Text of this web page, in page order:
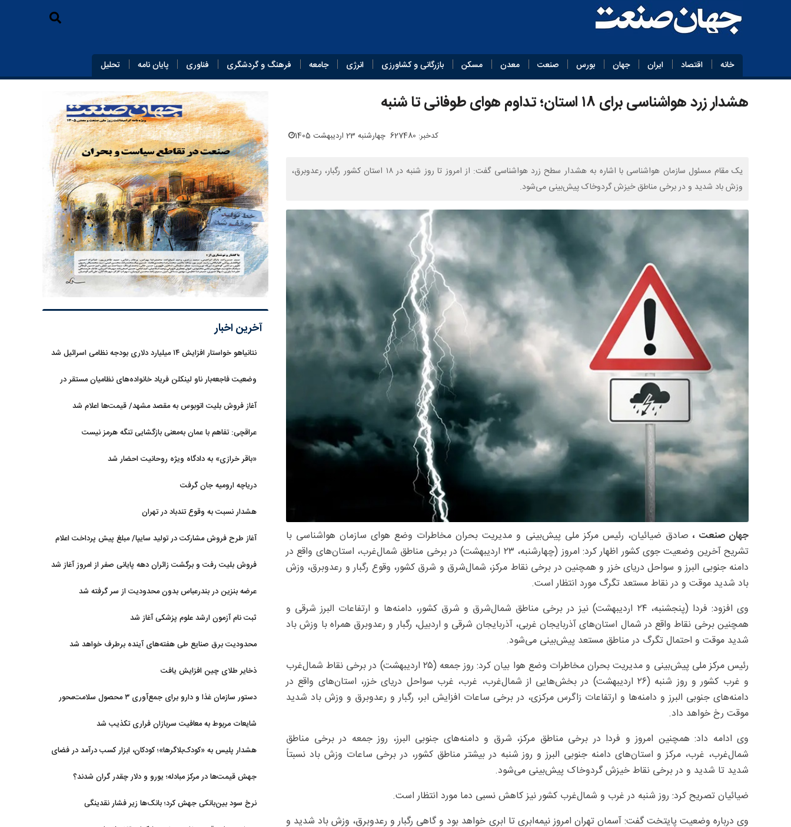
خانه اقتصاد ایران جهان بورس صنعت معدن مسکن بازرگانی و کشاورزی انرژی جامعه فرهنگ و گردشگری فناوری پایان‌ نامه تحلیل
هشدار زرد هواشناسی برای ۱۸ استان؛ تداوم هوای طوفانی تا شنبه
کدخبر: 627480 چهارشنبه 23 اردیبهشت 1405
یک مقام مسئول سازمان هواشناسی با اشاره به هشدار سطح زرد هواشناسی گفت: از امروز تا روز شنبه در ۱۸ استان کشور رگبار، رعدوبرق،
وزش باد شدید و در برخی مناطق خیزش گردوخاک پیش‌بینی می‌شود.
جهان صنعت ، صادق ضیائیان، رئیس مرکز ملی پیش‌بینی و مدیریت بحران مخاطرات وضع هوای سازمان هواشناسی با
تشریح آخرین وضعیت جوی کشور اظهار کرد: امروز (چهارشنبه، ۲۳ اردیبهشت) در برخی مناطق شمال‌غرب، استان‌های واقع در
دامنه جنوبی البرز و سواحل دریای خزر و همچنین در برخی نقاط مرکز، شمال‌شرق و شرق کشور، وقوع رگبار و رعدوبرق، وزش
باد شدید موقت و در نقاط مستعد تگرگ مورد انتظار است.
وی افزود: فردا (پنجشنبه، ۲۴ اردیبهشت) نیز در برخی مناطق شمال‌شرق و شرق کشور، دامنه‌ها و ارتفاعات البرز شرقی و
همچنین برخی نقاط واقع در شمال استان‌های آذربایجان غربی، آذربایجان شرقی و اردبیل، رگبار و رعدوبرق همراه با وزش باد
شدید موقت و احتمال تگرگ در مناطق مستعد پیش‌بینی می‌شود.
رئیس مرکز ملی پیش‌بینی و مدیریت بحران مخاطرات وضع هوا بیان کرد: روز جمعه (۲۵ اردیبهشت) در برخی نقاط شمال‌غرب
و غرب کشور و روز شنبه (۲۶ اردیبهشت) در بخش‌هایی از شمال‌غرب، غرب، غرب سواحل دریای خزر، استان‌های واقع در
دامنه‌های جنوبی البرز و دامنه‌ها و ارتفاعات زاگرس مرکزی، در برخی ساعات افزایش ابر، رگبار و رعدوبرق و وزش باد شدید
موقت رخ خواهد داد.
وی ادامه داد: همچنین امروز و فردا در برخی مناطق مرکز، شرق و دامنه‌های جنوبی البرز، روز جمعه در برخی مناطق
شمال‌غرب، غرب، مرکز و استان‌های دامنه جنوبی البرز و روز شنبه در بیشتر مناطق کشور، در برخی ساعات وزش باد نسبتاً
شدید تا شدید و در برخی نقاط خیزش گردوخاک پیش‌بینی می‌شود.
ضیائیان تصریح کرد: روز شنبه در غرب و شمال‌غرب کشور نیز کاهش نسبی دما مورد انتظار است.
وی درباره وضعیت پایتخت گفت: آسمان تهران امروز نیمه‌ابری تا ابری خواهد بود و گاهی رگبار و رعدوبرق، وزش باد شدید و
آخرین اخبار
نتانیاهو خواستار افزایش ۱۴ میلیارد دلاری بودجه نظامی اسرائیل شد
وضعیت فاجعه‌بار ناو لینکلن فریاد خانواده‌های نظامیان مستقر در
آغاز فروش بلیت اتوبوس به مقصد مشهد/ قیمت‌ها اعلام شد
عراقچی: تفاهم با عمان به‌معنی بازگشایی تنگه هرمز نیست
«باقر خرازی» به دادگاه ویژه روحانیت احضار شد
دریاچه ارومیه جان گرفت
هشدار نسبت به وقوع تندباد در تهران
آغاز طرح فروش مشارکت در تولید سایپا/ مبلغ پیش پرداخت اعلام
فروش بلیت رفت و برگشت زائران دهه پایانی صفر از امروز آغاز شد
عرضه بنزین در بندرعباس بدون محدودیت از سر گرفته شد
ثبت نام آزمون ارشد علوم پزشکی آغاز شد
محدودیت‌ برق صنایع طی هفته‌های آینده برطرف خواهد شد
ذخایر طلای چین افزایش یافت
دستور سازمان غذا و دارو برای جمع‌آوری ۳ محصول سلامت‌محور
شایعات مربوط به معافیت سربازان فراری تکذیب شد
هشدار پلیس به «کودک‌بلاگرها»؛ کودکان، ابزار کسب درآمد در فضای
جهش قیمت‌ها در مرکز مبادله؛ یورو و دلار چقدر گران شدند؟
نرخ سود بین‌بانکی جهش کرد؛ بانک‌ها زیر فشار نقدینگی